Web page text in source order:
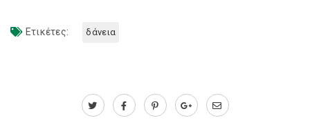
Ετικέτες: δάνεια